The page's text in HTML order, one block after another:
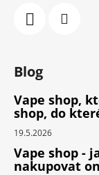
Blog
Vape shop,
shop, do
19.5.2026
Vape shop -
nakupovat